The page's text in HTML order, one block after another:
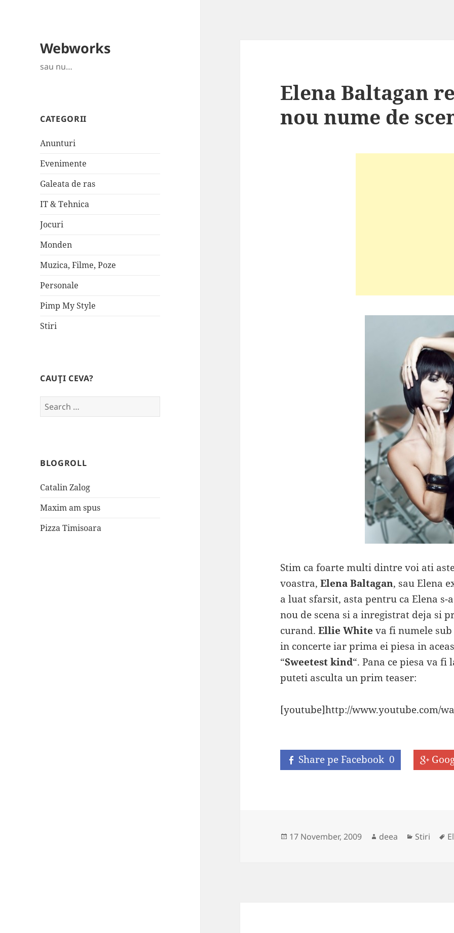
Webworks
sau nu…
CATEGORII
Anunturi
Evenimente
Galeata de ras
IT & Tehnica
Jocuri
Monden
Muzica, Filme, Poze
Personale
Pimp My Style
Stiri
CAUŢI CEVA?
Search
for:
BLOGROLL
Catalin Zalog
Maxim am spus
Pizza Timisoara
Elena Baltagan
nou nume de
Stim ca foarte multi dintre voi ati
voastra,Elena Baltagan, sau Elena
a luat sfarsit, asta pentru ca Elena
nou de scena si a inregistrat deja si
curand.Ellie Whiteva fi numele
in concerte iar prima ei piesa in
“Sweetest kind“. Pana ce piesa va
puteti asculta un prim teaser:
[youtube]http://www.youtube.com/
Share pe Facebook 0
Posted
17 November, 2009 Author
deea Stiri